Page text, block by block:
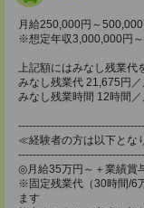
月給250,000円～
※想定年収3,000,000円
上記額にはみなし残業
みなし残業代 21,675円／
みなし残業時間 12時間／
≪経験者の方は以下とな
◎月給35万円～＋業績賞
※固定残業代（30時間/6
ます